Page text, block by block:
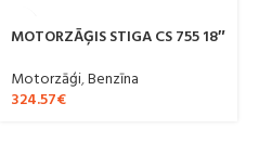
MOTORZĀĢIS STIGA CS 755 18″
Motorzāģi,Benzīna
324.57€